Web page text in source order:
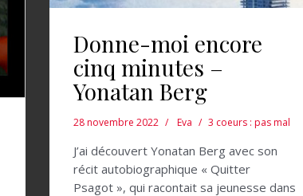
Donne-moi encore
cinq minutes –
Yonatan Berg
28 novembre 2022 Eva 3 coeurs : pas mal
J’ai découvert Yonatan Berg avec son
récit autobiographique « Quitter
Psagot », qui racontait sa jeunesse dans